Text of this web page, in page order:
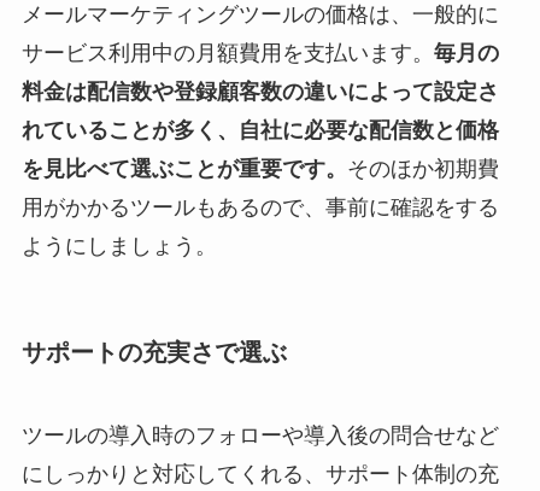
メールマーケティングツールの価格は、一般的に
サービス利用中の月額費用を支払います。 毎月の
料金は配信数や登録顧客数の違いによって設定さ
れていることが多く、自社に必要な配信数と価格
を見比べて選ぶことが重要です。 そのほか初期費
用がかかるツールもあるので、事前に確認をする
ようにしましょう。
サポートの充実さで選ぶ
ツールの導入時のフォローや導入後の問合せなど
にしっかりと対応してくれる、サポート体制の充